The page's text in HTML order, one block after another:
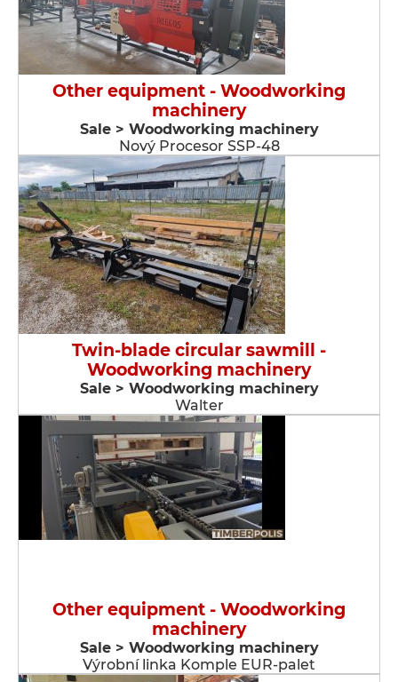
Other equipment - Woodworking
machinery
Sale > Woodworking machinery
Nový Procesor SSP-48
Twin-blade circular sawmill -
Woodworking machinery
Sale > Woodworking machinery
Walter
Other equipment - Woodworking
machinery
Sale > Woodworking machinery
Výrobní linka Komple EUR-palet